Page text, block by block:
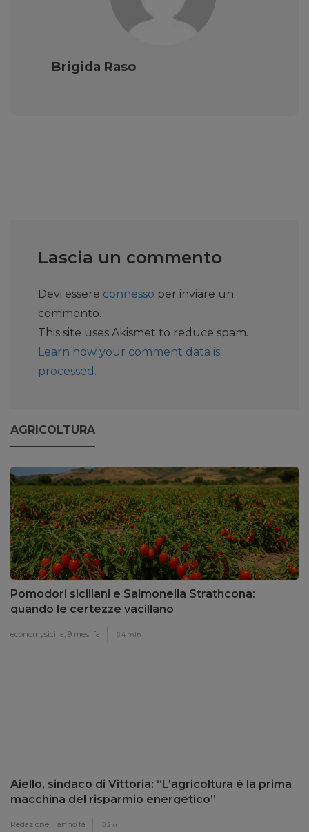
Brigida Raso
Lascia un commento
Devi essere connesso per inviare un
commento.
This site uses Akismet to reduce spam.
Learn how your comment data is
processed.
AGRICOLTURA
Pomodori siciliani e Salmonella Strathcona:
quando le certezze vacillano
economysicilia, 9 mesi fa 4 min
Aiello, sindaco di Vittoria: “L’agricoltura è la prima
macchina del risparmio energetico”
Redazione, 1 anno fa 2 min